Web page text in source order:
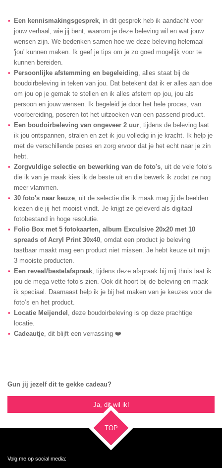
Een kennismakingsgesprek, in dit gesprek heb ik aandacht voor
jouw verhaal, wie jij bent, waarom je deze beleving wil en wat jouw
wensen zijn. We bedenken samen hoe we deze beleving helemaal
'jou' kunnen maken. Ik geef je tips om je zo goed mogelijk voor te
kunnen bereiden.
Persoonlijke afstemming en begeleiding, alles staat bij de
boudoirbeleving in teken van jou. Dat betekent dat ik er alles aan doe
om jou op je gemak te stellen en ik alles afstem op jou, jou als
persoon en jouw wensen. Ik begeleid je door het hele proces, van
voorbereiding, poseren tot het uitzoeken van een passend product.
Een boudoirbeleving van ongeveer 2 uur, tijdens de beleving laat
ik jou ontspannen, stralen en zet ik jou volledig in je kracht. Ik help je
met de verschillende poses en zorg ervoor dat je het echt naar je zin
hebt.
Zorgvuldige selectie en bewerking van de foto's, uit de vele foto’s
die ik van je maak kies ik de beste uit en die bewerk ik zodat ze nog
meer vlammen.
30 foto's naar keuze, uit de selectie die ik maak mag jij de beelden
kiezen die jij het mooist vindt. Je krijgt ze geleverd als digitaal
fotobestand in hoge resolutie.
Folio Box met 5 fotokaarten, album Exculsive 20x20 met 10
spreads of Acryl Print 30x40, omdat een product je beleving
tastbaar maakt mag een product niet missen. Je hebt keuze uit mijn
3 mooiste producten.
Een reveal/bestelafspraak, tijdens deze afspraak bij mij thuis laat ik
jou de mega vette foto’s zien. Ook dit hoort bij de beleving en maak
ik speciaal. Daarnaast help ik je bij het maken van je keuzes voor de
foto’s en het product.
Locatie Meijendel , deze boudoirbeleving is op deze prachtige
locatie.
Cadeautje, dit blijft een verrassing ❤️
Gun jij jezelf dit te gekke cadeau?
Ja, dit wil ik!
TOP
Volg me op social media: